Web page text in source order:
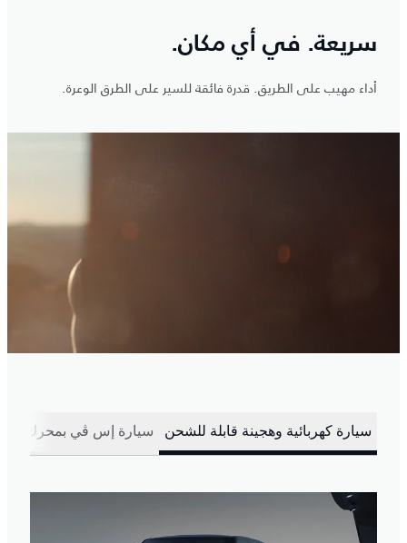
سريعة. في أي مكان.
أداء مهيب على الطريق. قدرة فائقة للسير على الطرق الوعرة.
سيارة كهربائية وهجينة قابلة للشحن سيارة إس ڤي بمحرك